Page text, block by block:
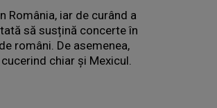
România, iar de curând a
să susțină concerte în
români. De asemenea,
chiar și Mexicul.